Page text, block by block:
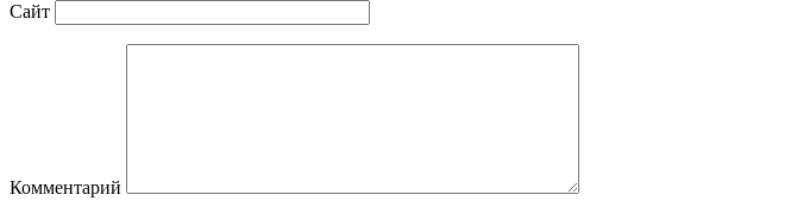
Сайт
Комментарий